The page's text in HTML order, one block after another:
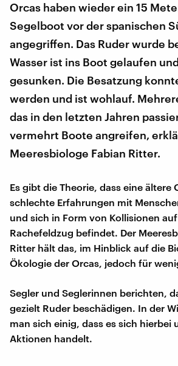
Orcas haben wieder ein 15
Segelboot vor der spanischen
angegriffen. Das Ruder wurde
Wasser ist ins Boot gelaufen
gesunken. Die Besatzung
werden und ist wohlauf.
das in den letzten Jahren
vermehrt Boote angreifen,
Meeresbiologe Fabian Ritter.
Es gibt die Theorie, dass eine ältere
schlechte Erfahrungen mit
und sich in Form von Kollisionen
Rachefeldzug befindet. Der
Ritter hält das, im Hinblick auf die
Ökologie der Orcas, jedoch für
Segler und Seglerinnen berichten,
gezielt Ruder beschädigen. In der
man sich einig, dass es sich hierbei
Aktionen handelt.